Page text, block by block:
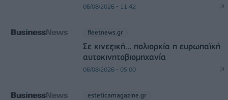
06/08/2026 - 11:42
fleetnews.gr
Σε κινεζική… πολιορκία η ευρωπαϊκή
αυτοκινητοβιομηχανία
06/08/2026 - 05:00
esteticamagazine.gr